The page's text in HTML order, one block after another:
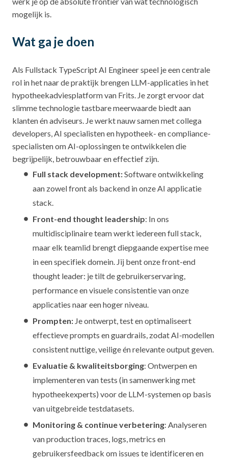
mogelijk is.
Wat ga je doen
Als Fullstack TypeScript AI Engineer speel je een centrale
rol in het naar de praktijk brengen LLM-applicaties in het
hypotheekadviesplatform van Frits. Je zorgt ervoor dat
slimme technologie tastbare meerwaarde biedt aan
klanten én adviseurs. Je werkt nauw samen met collega
developers, AI specialisten en hypotheek- en compliance-
specialisten om AI-oplossingen te ontwikkelen die
begrijpelijk, betrouwbaar en effectief zijn.
Full stack development:Software ontwikkeling
aan zowel front als backend in onze AI applicatie
stack.
Front-end thought leadership: In ons
multidisciplinaire team werkt iedereen full stack,
maar elk teamlid brengt diepgaande expertise mee
in een specifiek domein. Jij bent onze front-end
thought leader: je tilt de gebruikerservaring,
performance en visuele consistentie van onze
applicaties naar een hoger niveau.
Prompten: Je ontwerpt, test en optimaliseert
effectieve prompts en guardrails, zodat AI-modellen
consistent nuttige, veilige én relevante output geven.
Evaluatie & kwaliteitsborging: Ontwerpen en
implementeren van tests (in samenwerking met
hypotheekexperts) voor de LLM-systemen op basis
van uitgebreide testdatasets.
Monitoring & continue verbetering: Analyseren
van production traces, logs, metrics en
gebruikersfeedback om issues te identificeren en